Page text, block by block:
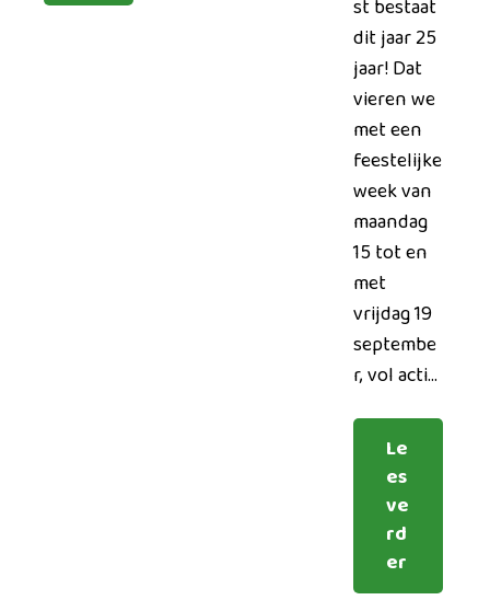
st bestaat
dit jaar 25
jaar! Dat
vieren we
met een
feestelijke
week van
maandag
15 tot en
met
vrijdag 19
septembe
r, vol acti...
Le
es
ve
rd
er